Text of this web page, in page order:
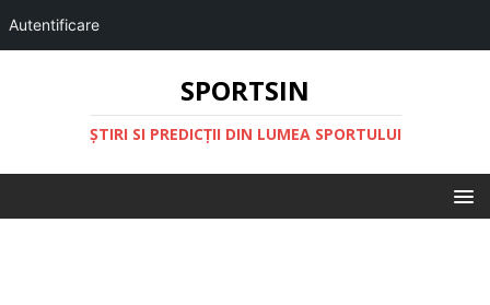
Autentificare
SPORTSIN
ŞTIRI SI PREDICŢII DIN LUMEA SPORTULUI